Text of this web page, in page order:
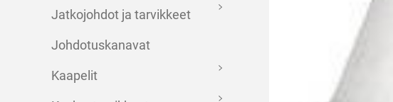
Jatkojohdot ja tarvikkeet
Johdotuskanavat
Kaapelit